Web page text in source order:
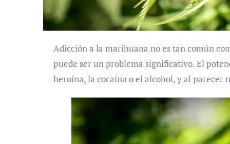
Adicción a la marihuana no es tan común como la adicción a muchas otras sustancias, pero ocurre y
puede ser un problema significativo. El
heroína, la cocaína o el alcohol, y al parecer